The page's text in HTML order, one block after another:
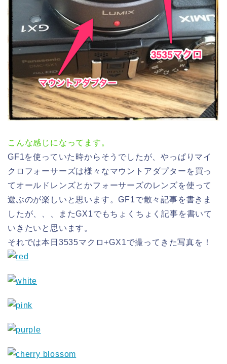
こんな感じになってます。
GF1を使っていた時からそうでしたが、やっぱりマイ
クロフォーサーズは様々なマウントアダプターを買っ
てオールドレンズとかフォーサーズのレンズを使って
遊ぶのが楽しいと思います。GF1で散々記事を書きま
したが、、、またGX1でもちょくちょく記事を書いて
いきたいと思います。
それでは本日3535マクロ+GX1で撮ってきた写真を！